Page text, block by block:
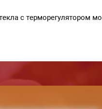
с терморегулятором